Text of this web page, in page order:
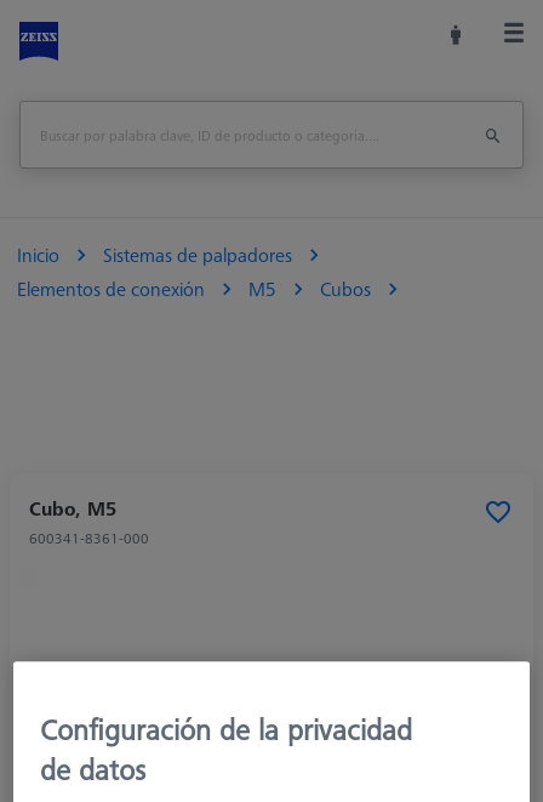
Inicio
Sistemas de palpadores
Elementos de conexión
M5 Cubos
Cubo, M5
600341-8361-000
Configuración de la privacidad
de datos